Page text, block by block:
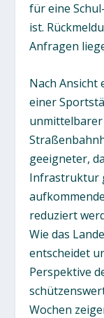
für eine
ist.
Anfragen
Nach Ansicht
einer
geeigneter,
Infrastruktur
reduziert
Wie das
entscheidet
Perspektive
Wochen